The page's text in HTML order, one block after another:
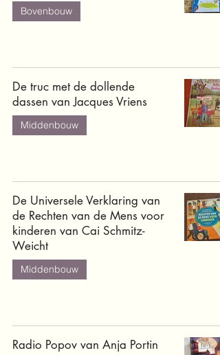
Bovenbouw
De truc met de dollende
dassen van Jacques Vriens
Middenbouw
De Universele Verklaring van
de Rechten van de Mens voor
kinderen van Cai Schmitz-
Weicht
Middenbouw
Radio Popov van Anja Portin